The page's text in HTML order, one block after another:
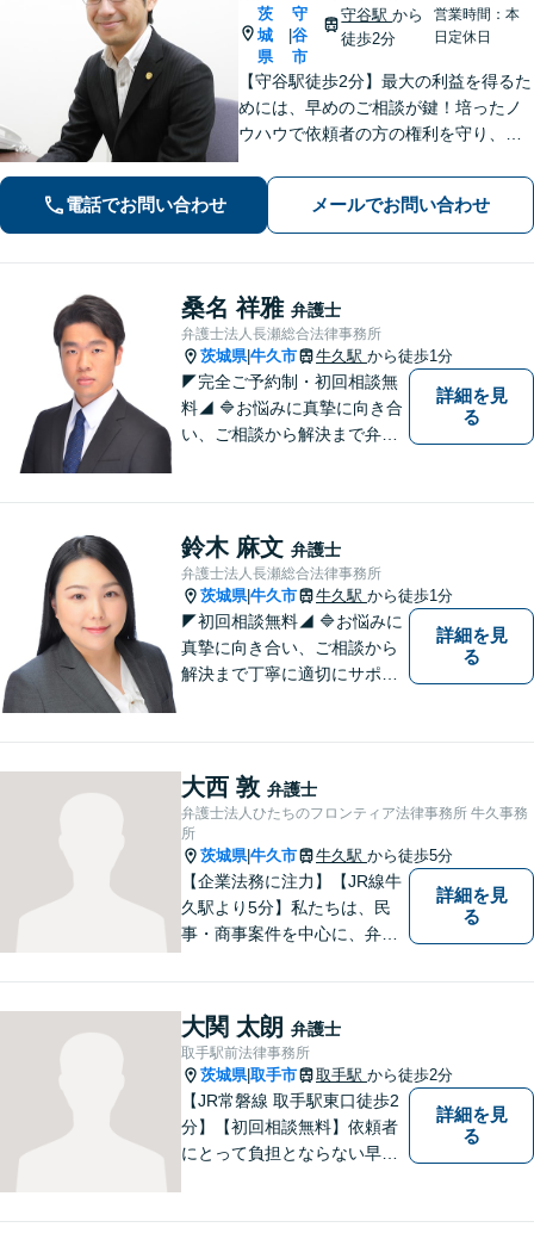
茨
城
県
守
谷
市
守谷駅から
徒歩2分
営業時間：本
日定休日
【守谷駅徒歩2分】最大の利益を得るた
めには、早めのご相談が鍵！培ったノ
ウハウで依頼者の方の権利を守り、最
す。借金、遺言相続、離婚、企業法務
その他どんな相談でも受け付けます。
電話でお問い合わせ メールでお問い合わせ
桑名 祥雅 弁護士
弁護士法人長瀬総合法律事務所
茨城県|牛久市 牛久駅 から徒歩1分
◤完全ご予約制・初回相談無
料◢ 🔷お悩みに真摯に向き合
い、ご相談から解決まで弁護
せるために安心の第一歩を踏
み出しましょう。お気軽にお
問い合わせください。
詳細を見
る
鈴木 麻文 弁護士
弁護士法人長瀬総合法律事務所
茨城県|牛久市 牛久駅 から徒歩1分
◤初回相談無料◢ 🔷お悩みに
真摯に向き合い、ご相談から
解決まで丁寧に適切にサポー
歩を踏み出しましょう。お気
軽にお問い合わせください。
詳細を見
る
大西 敦 弁護士
弁護士法人ひたちのフロンティア法律事務所 牛久事務
所
茨城県|牛久市 牛久駅 から徒歩5分
【企業法務に注力】【JR線牛
久駅より5分】私たちは、民
事・商事案件を中心に、弁護
す。特に、企業法務について
は法律資料を迅速に用いた、
的確なアプローチで活動に取
り組んでおります。是非、お
気軽にご相談ください。
詳細を見
る
大関 太朗 弁護士
取手駅前法律事務所
茨城県|取手市 取手駅 から徒歩2分
【JR常磐線 取手駅東口徒歩2
分】【初回相談無料】依頼者
にとって負担とならない早期
詳細を見
る